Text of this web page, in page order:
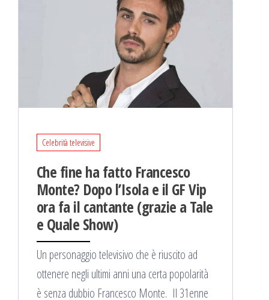
Celebrità televisive
Che fine ha fatto Francesco
Monte? Dopo l’Isola e il GF Vip
ora fa il cantante (grazie a Tale
e Quale Show)
Un personaggio televisivo che è riuscito ad
ottenere negli ultimi anni una certa popolarità
è senza dubbio Francesco Monte. Il 31enne